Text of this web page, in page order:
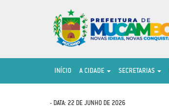
INÍCIO A CIDADE SECRETARIAS
- DATA: 22 DE JUNHO DE 2026